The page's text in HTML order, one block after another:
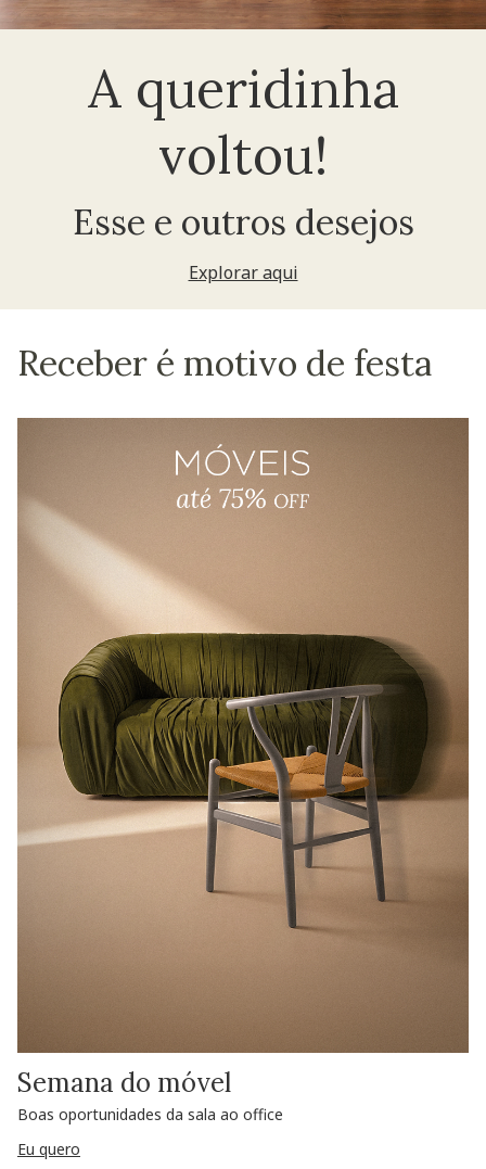
A queridinha
voltou!
Esse e outros desejos
Explorar aqui
Receber é motivo de festa
Semana do móvel
Boas oportunidades da sala ao office
Eu quero